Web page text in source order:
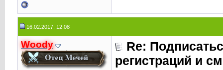
16.02.2017, 12:08
Woody
Re:
регистраций и